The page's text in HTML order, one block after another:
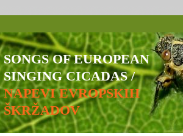
SONGS OF EUROPEAN
SINGING CICADAS /
NAPEVI EVROPSKIH
ŠKRŽADOV